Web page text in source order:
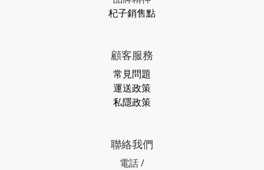
杞子銷售點
顧客服務
常見問題
運送政策
私隱政策
聯絡我們
電話 /